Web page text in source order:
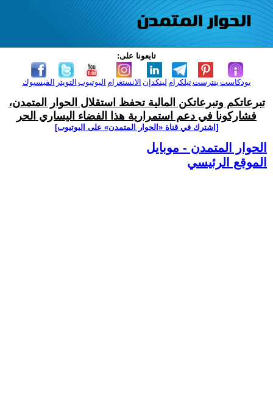
تابعونا على:
الفيسبوك التويتر اليوتيوب الانستغرام لينكدإن تيلكرامبنترست بودكاست
تبرعاتكم وتبرعاتكن المالية تحفظ استقلال الحوار المتمدن،
فشاركونا في دعم استمرارية هذا الفضاء اليساري الحر
[اشترك في قناة ‫«الحوار المتمدن» على اليوتيوب]
الحوار المتمدن - موبايل
الموقع الرئيسي